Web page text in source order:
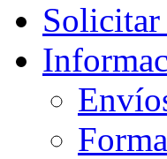
Solicitar